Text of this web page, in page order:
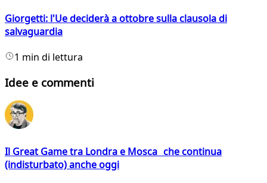
Giorgetti: l'Ue deciderà a ottobre sulla clausola di
salvaguardia
1 min di lettura
Idee e commenti
Il Great Game tra Londra e Mosca che continua
(indisturbato) anche oggi